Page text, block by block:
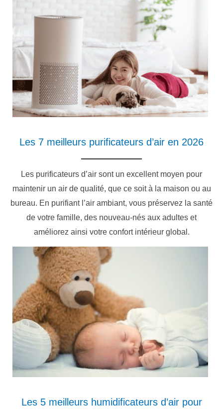
Les 7 meilleurs purificateurs d’air en 2026
Les purificateurs d’air sont un excellent moyen pour
maintenir un air de qualité, que ce soit à la maison ou au
bureau. En purifiant l’air ambiant, vous préservez la santé
de votre famille, des nouveau-nés aux adultes et
améliorez ainsi votre confort intérieur global.
Les 5 meilleurs humidificateurs d’air pour